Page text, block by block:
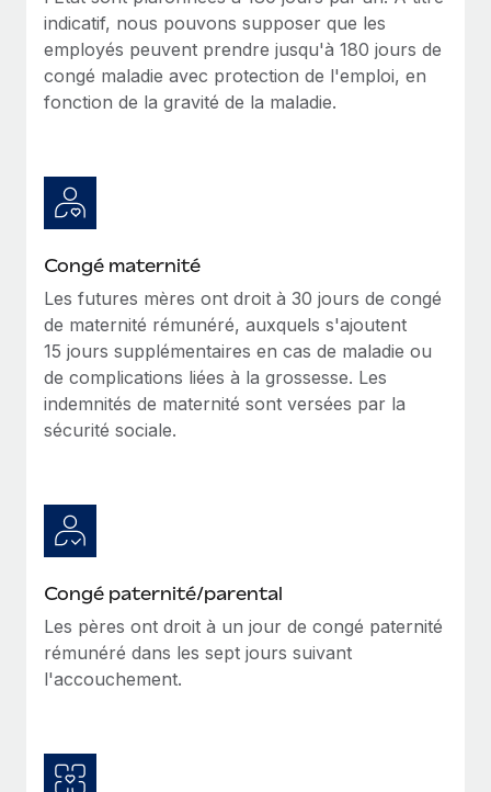
Phiture, un leader notable du conseil en matière de
croissance mobile internationale, encourage les...
En savoir plus
indicatif, nous pouvons supposer que les
employés peuvent prendre jusqu'à 180 jours de
congé maladie avec protection de l'emploi, en
fonction de la gravité de la maladie.
Congé maternité
Les futures mères ont droit à 30 jours de congé
de maternité rémunéré, auxquels s'ajoutent
15 jours supplémentaires en cas de maladie ou
de complications liées à la grossesse. Les
indemnités de maternité sont versées par la
sécurité sociale.
Congé paternité/parental
Les pères ont droit à un jour de congé paternité
rémunéré dans les sept jours suivant
l'accouchement.